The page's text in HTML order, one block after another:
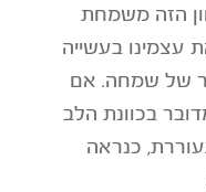
הזה משמחת
עצמינו בעשייה
של שמחה. אם
בכוונת הלב
כנראה